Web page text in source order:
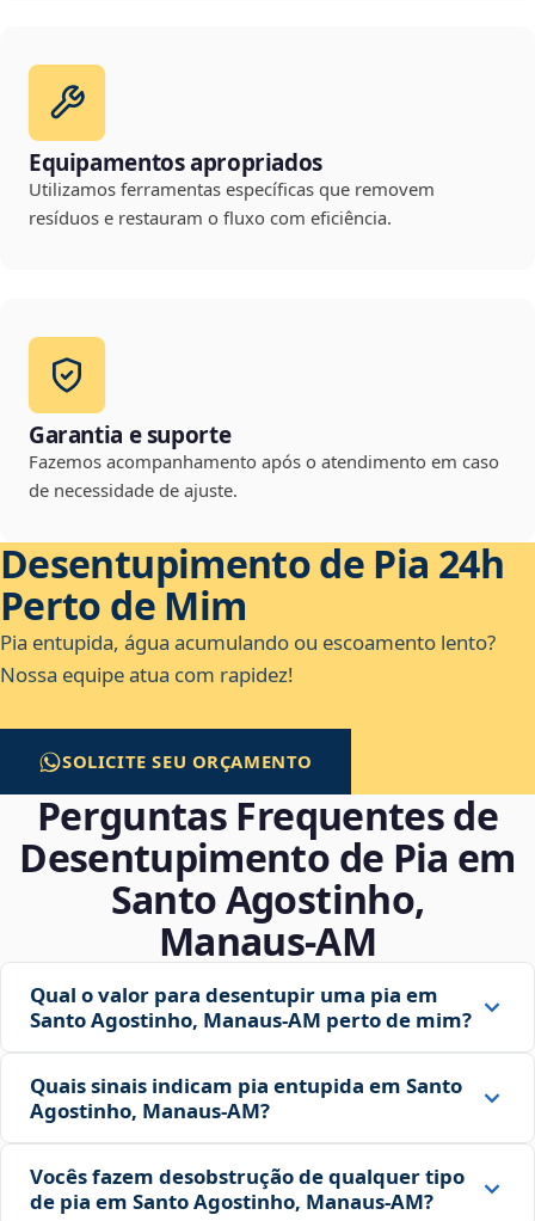
Equipamentos apropriados
Utilizamos ferramentas específicas que removem
resíduos e restauram o fluxo com eficiência.
Garantia e suporte
Fazemos acompanhamento após o atendimento em caso
de necessidade de ajuste.
Desentupimento de Pia 24h
Perto de Mim
Pia entupida, água acumulando ou escoamento lento?
Nossa equipe atua com rapidez!
SOLICITE SEU ORÇAMENTO
Perguntas Frequentes de
Desentupimento de Pia em
Santo Agostinho,
Manaus‑AM
Qual o valor para desentupir uma pia em
Santo Agostinho, Manaus‑AM perto de mim?
Quais sinais indicam pia entupida em Santo
Agostinho, Manaus‑AM?
Vocês fazem desobstrução de qualquer tipo
de pia em Santo Agostinho, Manaus‑AM?